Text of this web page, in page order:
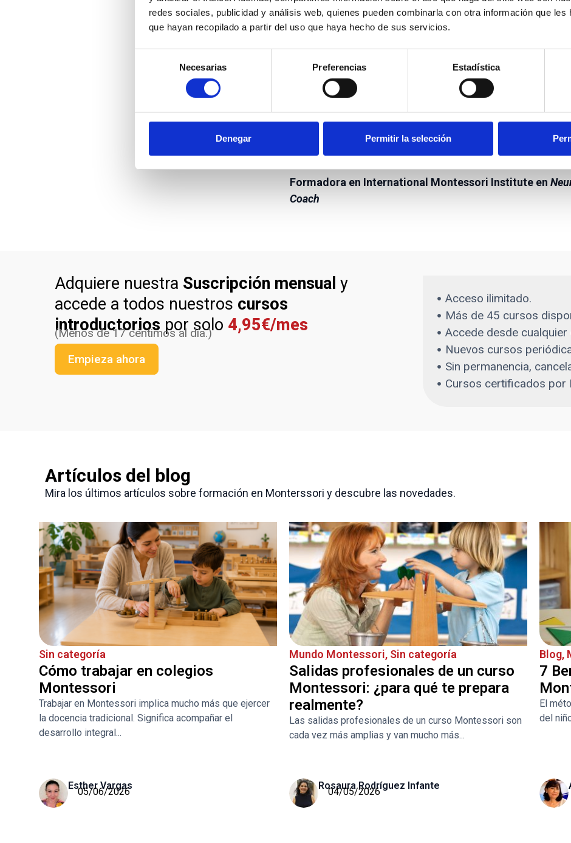
redes sociales, publicidad y análisis web, quienes pueden combinarla con otra información que les
que hayan recopilado a partir del uso que haya hecho de sus servicios.
consentimiento
Necesarias Preferencias Estadística
Denegar Permitir la selección
Así que al igual que la educación en las escuelas
también el maestro puede convertirse en el primer coach
promoviendo un enorme impacto positivo en su
Gemma Sala Grau
Psicóloga y Coach
Formadora en International Montessori Institute en
Coach
Adquiere nuestra Suscripción mensual y
accede a todos nuestros cursos
introductorios por solo 4,95€/mes
(Menos de 17 céntimos al día.)
Empieza ahora
Acceso ilimitado.
Más de 45 cursos
Accede desde
Nuevos cursos
Sin permanencia,
Cursos certificados por
Artículos del blog
Mira los últimos artículos sobre formación en Monterssori y descubre las novedades.
Sin categoría
Cómo trabajar en colegios
Montessori
Trabajar en Montessori implica mucho más que ejercer
la docencia tradicional. Significa acompañar el
desarrollo integral...
Esther Vargas
05/06/2026
Mundo Montessori, Sin categoría
Salidas profesionales de un curso
Montessori: ¿para qué te prepara
realmente?
Las salidas profesionales de un curso Montessori son
cada vez más amplias y van mucho más...
Rosaura Rodríguez Infante
04/05/2026
Blog,
7
El
del